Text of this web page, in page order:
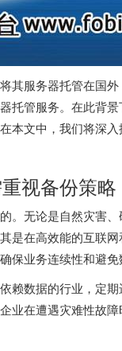
其服务器托管在国
托管服务。在此背
本文中，我们将深
视备份策略
。无论是自然灾害
是在高效能的互联
业务连续性和避免
赖数据的行业，定
业在遭遇灾难性故